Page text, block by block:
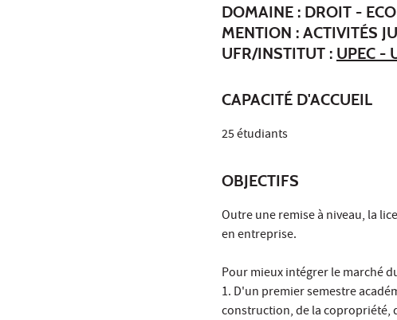
DOMAINE : DROIT -
MENTION : ACTIVITÉS
UFR/INSTITUT : UPEC -
CAPACITÉ D'ACCUEIL
25 étudiants
OBJECTIFS
Outre une remise à niveau, la
en entreprise.
Pour mieux intégrer le marché
1. D'un premier semestre
construction, de la copropriété,